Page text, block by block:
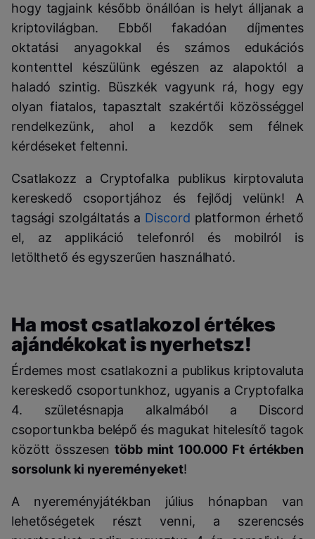
hogy tagjaink később önállóan is helyt álljanak a
kriptovilágban. Ebből fakadóan díjmentes
oktatási anyagokkal és számos edukációs
kontenttel készülünk egészen az alapoktól a
haladó szintig. Büszkék vagyunk rá, hogy egy
olyan fiatalos, tapasztalt szakértői közösséggel
rendelkezünk, ahol a kezdők sem félnek
kérdéseket feltenni.
Csatlakozz a Cryptofalka publikus kirptovaluta
kereskedő csoportjához és fejlődj velünk! A
tagsági szolgáltatás a Discord platformon érhető
el, az applikáció telefonról és mobilról is
letölthető és egyszerűen használható.
Ha most csatlakozol értékes
ajándékokat is nyerhetsz!
Érdemes most csatlakozni a publikus kriptovaluta
kereskedő csoportunkhoz, ugyanis a Cryptofalka
4. születésnapja alkalmából a Discord
csoportunkba belépő és magukat hitelesítő tagok
között összesentöbb mint 100.000 Ft értékben
sorsolunk ki nyereményeket!
A nyereményjátékban július hónapban van
lehetőségetek részt venni, a szerencsés